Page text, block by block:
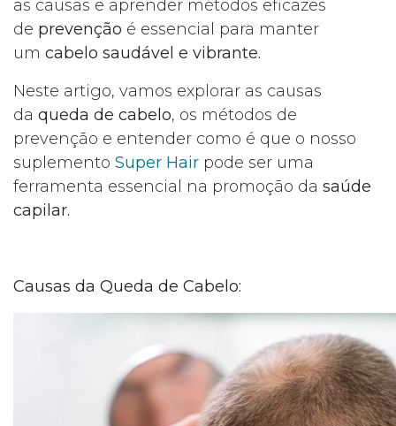
as causas e aprender métodos eficazes
de prevenção é essencial para manter
um cabelo saudável e vibrante.
Neste artigo, vamos explorar as causas
da queda de cabelo, os métodos de
prevenção e entender como é que o nosso
suplemento Super Hair pode ser uma
ferramenta essencial na promoção da saúde
capilar.
Causas da Queda de Cabelo: